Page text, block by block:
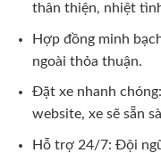
thân thiện, nhiệt
Hợp đồng minh
ngoài thỏa thuận.
Đặt xe nhanh
website, xe sẽ sẵn
Hỗ trợ 24/7: Đội